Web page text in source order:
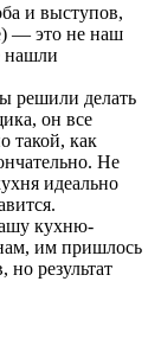
и выступов,
— это не наш
нашли
решили делать
он все
такой, как
Не
идеально
кухню-
им пришлось
результат